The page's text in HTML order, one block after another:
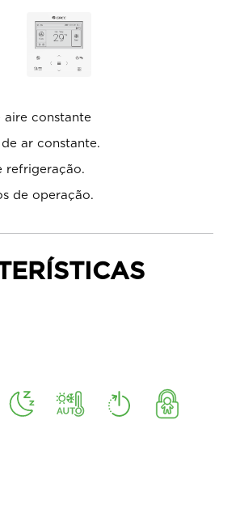
aire constante
ar constante.
refrigeração.
de operação.